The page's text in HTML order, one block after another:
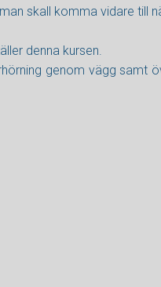
skall komma vidare till
denna kursen.
genom vägg samt